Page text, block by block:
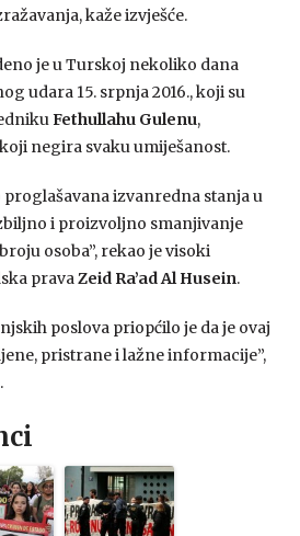
kaže izvješće.
je u Turskoj nekoliko dana
udara 15. srpnja 2016., koji su
Fethullahu Gulenu,
negira svaku umiješanost.
proglašavana izvanredna stanja u
i proizvoljno smanjivanje
osoba”, rekao je visoki
pravaZeid Ra’ad Al Husein.
poslova priopćilo je da je ovaj
pristrane i lažne informacije”,